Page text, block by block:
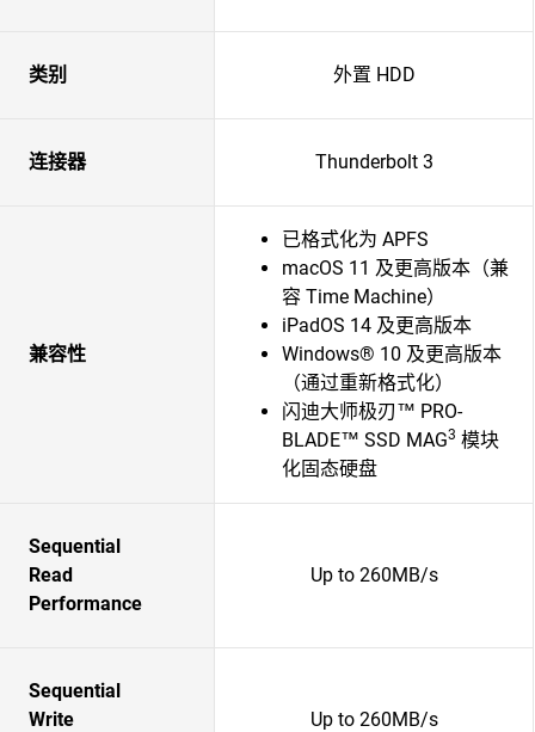
类别 外置 HDD
连接器 Thunderbolt 3
兼容性
已格式化为 APFS
macOS 11 及更高版本（兼
容 Time Machine）
iPadOS 14 及更高版本
Windows® 10 及更高版本
（通过重新格式化）
闪迪大师极刃™ PRO-
BLADE™ SSD MAG3 模块
化固态硬盘
Sequential
Read
Performance
Up to 260MB/s
Sequential
Write
Up to 260MB/s